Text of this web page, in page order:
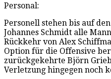
Personal:
Personell stehen bis auf
Johannes Schmidt alle
Rückkehr von Alex
Option für die Offensive
zurückgekehrte Björn
Verletzung hingegen noch